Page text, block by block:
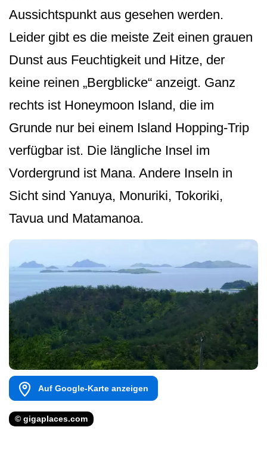
Aussichtspunkt aus gesehen werden.
Leider gibt es die meiste Zeit einen grauen
Dunst aus Feuchtigkeit und Hitze, der
keine reinen „Bergblicke“ anzeigt. Ganz
rechts ist Honeymoon Island, die im
Grunde nur bei einem Island Hopping-Trip
verfügbar ist. Die längliche Insel im
Vordergrund ist Mana. Andere Inseln in
Sicht sind Yanuya, Monuriki, Tokoriki,
Tavua und Matamanoa.
Auf Google-Karte anzeigen
© gigaplaces.com